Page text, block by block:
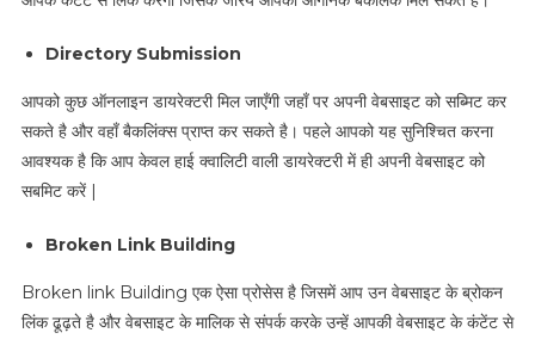
Directory Submission
आपको कुछ ऑनलाइन डायरेक्टरी मिल जाएँगी जहाँ पर अपनी वेबसाइट को सब्मिट कर
सकते है और वहाँ बैकलिंक्स प्राप्त कर सकते है। पहले आपको यह सुनिश्चित करना
आवश्यक है कि आप केवल हाई क्वालिटी वाली डायरेक्टरी में ही अपनी वेबसाइट को
सबमिट करें |
Broken Link Building
Broken link Building एक ऐसा प्रोसेस है जिसमें आप उन वेबसाइट के ब्रोकन
लिंक ढूढ़ते है और वेबसाइट के मालिक से संपर्क करके उन्हें आपकी वेबसाइट के कंटेंट से